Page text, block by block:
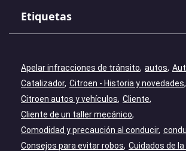
Etiquetas
Apelar infracciones de tránsito autos
Catalizador Citroen - Historia y novedades
Citroen autos y vehículos Cliente
Cliente de un taller mecánico
Comodidad y precaución al conducir
Consejos para evitar robos Cuidados de